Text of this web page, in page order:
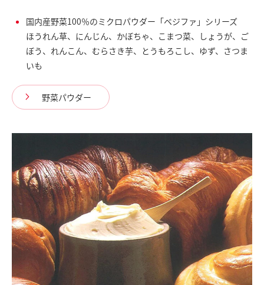
国内産野菜100％のミクロパウダー「ベジファ」シリーズ
ほうれん草、にんじん、かぼちゃ、こまつ菜、しょうが、ご
ぼう、れんこん、むらさき芋、とうもろこし、ゆず、さつま
いも
野菜パウダー